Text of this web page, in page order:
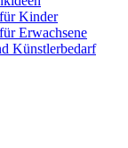
Kinder
Erwachsene
Künstlerbedarf